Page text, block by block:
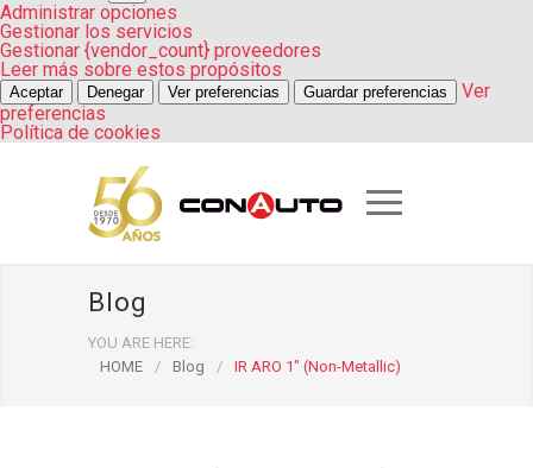
Administrar opciones
Gestionar los servicios
Gestionar {vendor_count} proveedores
Leer más sobre estos propósitos
Aceptar Denegar Ver preferencias Guardar preferencias
Ver
preferencias
Política de cookies
Blog
YOU ARE HERE:
HOME
/ Blog / IR ARO 1″ (Non-Metallic)